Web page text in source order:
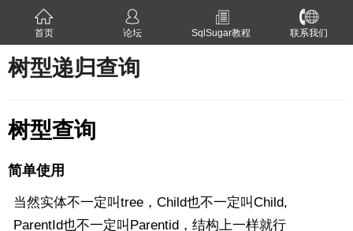
首页 论坛 SqlSugar教程 联系我们
树型递归查询
树型查询
简单使用
当然实体不一定叫tree，Child也不一定叫Child,
ParentId也不一定叫Parentid，结构上一样就行